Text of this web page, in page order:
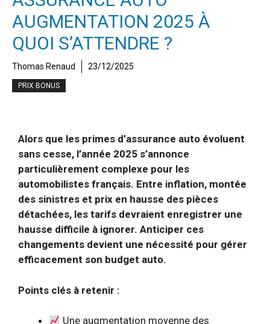
AUGMENTATION 2025 À
QUOI S’ATTENDRE ?
Thomas Renaud 23/12/2025
PRIX BONUS
Alors que les primes d’assurance auto évoluent
sans cesse, l’année 2025 s’annonce
particulièrement complexe pour les
automobilistes français. Entre inflation, montée
des sinistres et prix en hausse des pièces
détachées, les tarifs devraient enregistrer une
hausse difficile à ignorer. Anticiper ces
changements devient une nécessité pour gérer
efficacement son budget auto.
Points clés à retenir :
Une augmentation moyenne des